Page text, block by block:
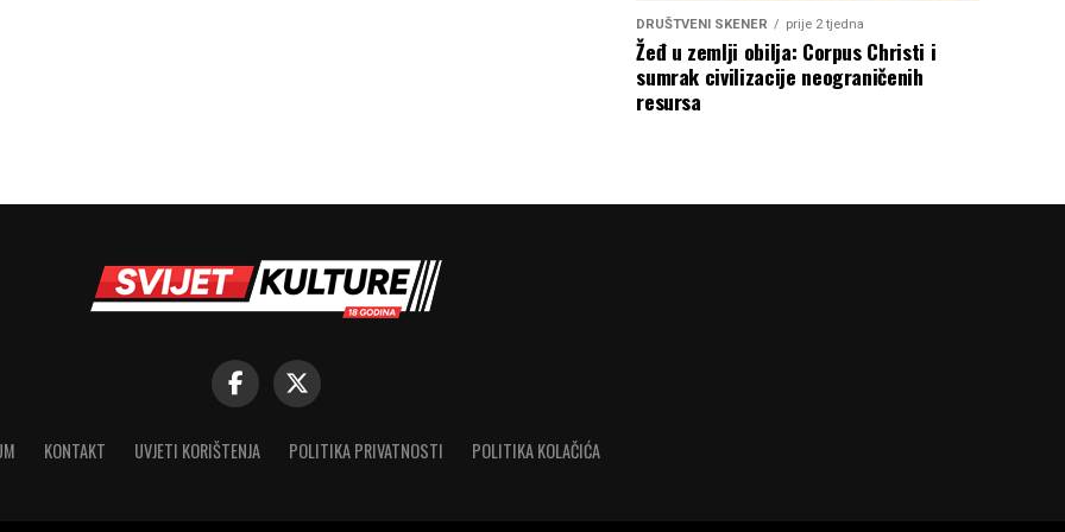
DRUŠTVENI SKENER prije 2 tjedna
Žeđ u zemlji obilja: Corpus Christi i
sumrak civilizacije neograničenih
resursa
KONTAKT UVJETI KORIŠTENJA POLITIKA PRIVATNOSTI POLITIKA KOLAČIĆA